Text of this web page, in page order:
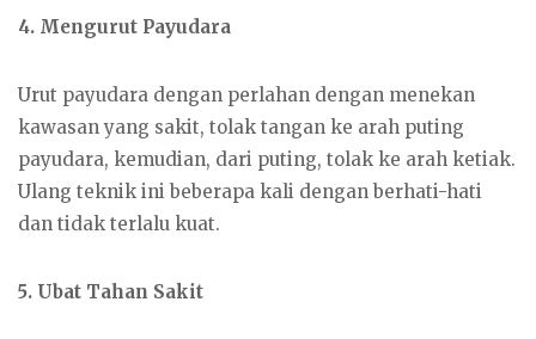
4. Mengurut Payudara
Urut payudara dengan perlahan dengan menekan
kawasan yang sakit, tolak tangan ke arah puting
payudara, kemudian, dari puting, tolak ke arah ketiak.
Ulang teknik ini beberapa kali dengan berhati-hati
dan tidak terlalu kuat.
5. Ubat Tahan Sakit